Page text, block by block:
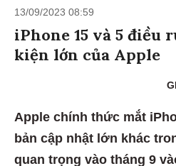
13/09/2023 08:59
iPhone 15 và 5 điều
kiện lớn của Apple
Apple chính thức mắt
bản cập nhật lớn khác
quan trọng vào tháng 9